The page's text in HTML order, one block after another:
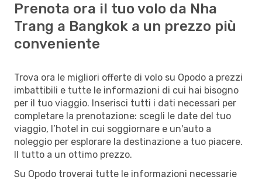
Prenota ora il tuo volo da Nha
Trang a Bangkok a un prezzo più
conveniente
Trova ora le migliori offerte di volo su Opodo a prezzi
imbattibili e tutte le informazioni di cui hai bisogno
per il tuo viaggio. Inserisci tutti i dati necessari per
completare la prenotazione: scegli le date del tuo
viaggio, l’hotel in cui soggiornare e un'auto a
noleggio per esplorare la destinazione a tuo piacere.
Il tutto a un ottimo prezzo.
Su Opodo troverai tutte le informazioni necessarie